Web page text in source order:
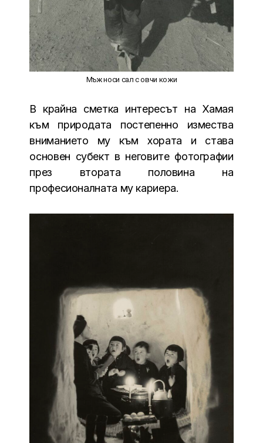
Мъж носи сал с овчи кожи
В крайна сметка интересът на Хамая
към природата постепенно измества
вниманието му към хората и става
основен субект в неговите фотографии
през втората половина на
професионалната му кариера.